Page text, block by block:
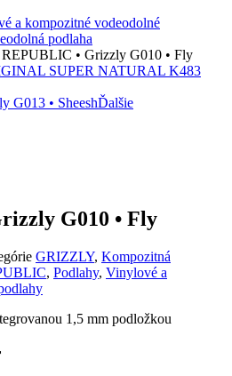
a kompozitné vodeodolné
podlaha
• Grizzly G010 • Fly
SUPER NATURAL K483
G013 • SheeshĎalšie
G010 • Fly
GRIZZLY, Kompozitná
, Podlahy, Vinylové a
1,5 mm podložkou